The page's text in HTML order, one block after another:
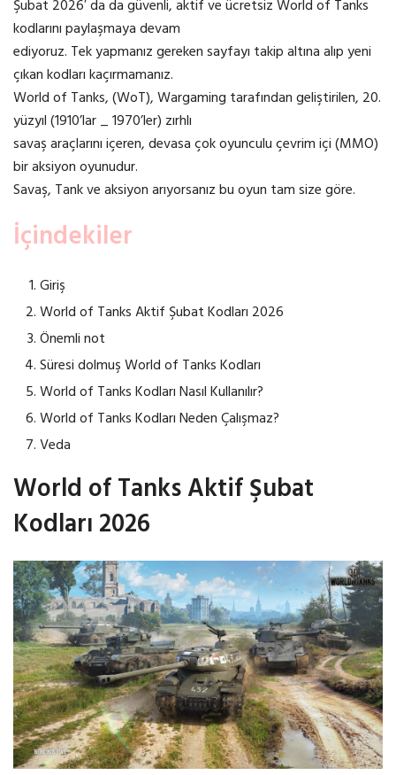
Şubat 2026′ da da güvenli, aktif ve ücretsiz World of Tanks
kodlarını paylaşmaya devam
ediyoruz. Tek yapmanız gereken sayfayı takip altına alıp yeni
çıkan kodları kaçırmamanız.
World of Tanks, (WoT), Wargaming tarafından geliştirilen, 20.
yüzyıl (1910’lar _ 1970’ler) zırhlı
savaş araçlarını içeren, devasa çok oyunculu çevrim içi (MMO)
bir aksiyon oyunudur.
Savaş, Tank ve aksiyon arıyorsanız bu oyun tam size göre.
İçindekiler
Giriş
World of Tanks Aktif Şubat Kodları 2026
Önemli not
Süresi dolmuş World of Tanks Kodları
World of Tanks Kodları Nasıl Kullanılır?
World of Tanks Kodları Neden Çalışmaz?
Veda
World of Tanks Aktif Şubat
Kodları 2026